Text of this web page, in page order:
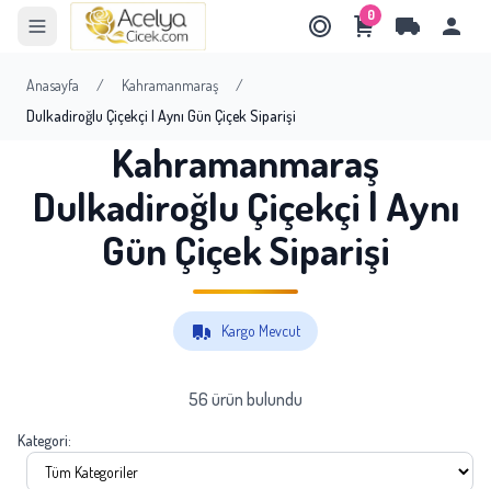
0
Anasayfa / Kahramanmaraş
/
Dulkadiroğlu Çiçekçi | Aynı Gün Çiçek Siparişi
Kahramanmaraş
Dulkadiroğlu Çiçekçi | Aynı
Gün Çiçek Siparişi
Kargo Mevcut
56 ürün bulundu
Kategori: